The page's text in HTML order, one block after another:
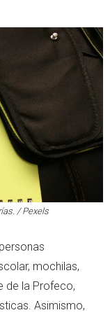
/ Pexels
mochilas,
de la Profeco,
Asimismo,